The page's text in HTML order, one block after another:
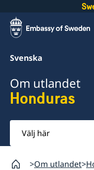
Svenska
Om utlandet
Honduras
Välj
här
Om utlandet